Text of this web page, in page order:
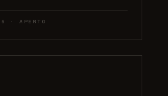
· APERTO